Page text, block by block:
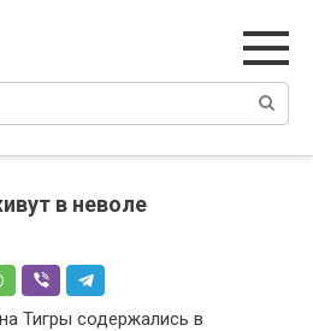
в неволе
Тигры содержались в